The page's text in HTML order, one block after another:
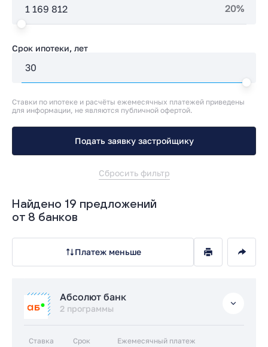
20%
Срок ипотеки, лет
Ставки по ипотеке и расчёты ежемесячных платежей приведены
для информации, не являются публичной офертой.
Подать заявку застройщику
Сбросить фильтр
Найдено 19 предложений
от 8 банков
Платеж меньше
Абсолют банк
2 программы
Ставка Срок Ежемесячный платеж